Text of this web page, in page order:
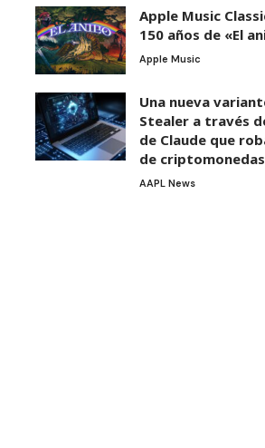
Apple Music
150 años de «El
Apple Music
Una nueva
Stealer a través
de Claude que
de criptomonedas
AAPL News